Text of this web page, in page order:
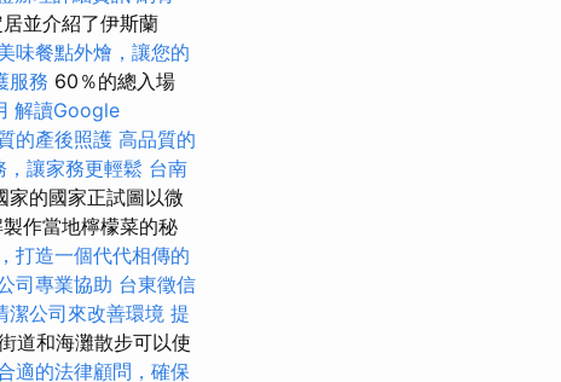
並介紹了伊斯蘭
味餐點外燴，讓您的
服務 60％的總入場
解讀Google
的產後照護 高品質的
，讓家務更輕鬆 台南
家的國家正試圖以微
作當地檸檬菜的秘
打造一個代代相傳的
司專業協助 台東徵信
潔公司來改善環境 提
道和海灘散步可以使
適的法律顧問，確保